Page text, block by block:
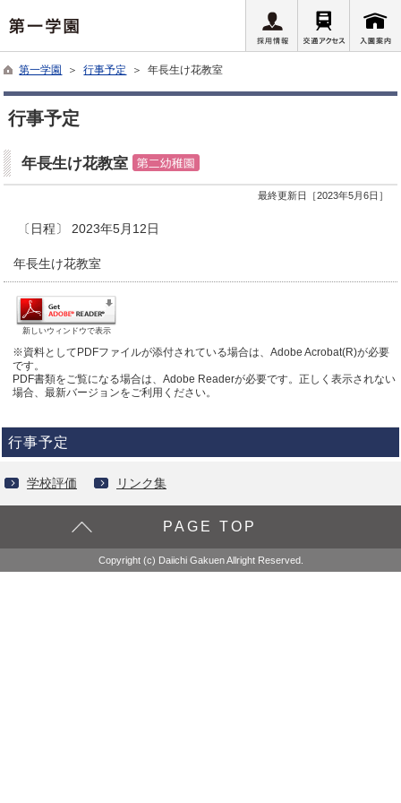
第一学園 ＞行事予定 ＞ 年長生け花教室
行事予定
年長生け花教室
最終更新日［2023年5月6日］
〔日程〕 2023年5月12日
年長生け花教室
新しいウィンドウで表示
※資料としてPDFファイルが添付されている場合は、Adobe Acrobat(R)が必要
です。
PDF書類をご覧になる場合は、Adobe Readerが必要です。正しく表示されない
場合、最新バージョンをご利用ください。
行事予定
学校評価 リンク集
PAGE TOP
Copyright (c) Daiichi Gakuen Allright Reserved.